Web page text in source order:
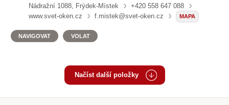
Nádražní 1088, Frýdek-Místek
+420 558 647 088
www.svet-oken.cz
f.mistek@svet-oken.cz MAPA
NAVIGOVAT VOLAT
Načíst další položky